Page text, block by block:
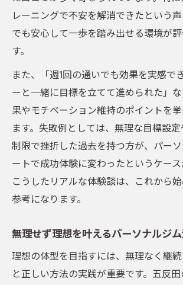
レーニングで不安を解消できたという
でも安心して一歩を踏み出せる環境が
す。
また、「週1回の通いでも効果を実感で
ーと一緒に目標を立てて進められた」
果やモチベーション維持のポイントを
ます。失敗例としては、無理な目標設
制限で挫折した過去を持つ方が、パー
ートで成功体験に変わったというケース
こうしたリアルな体験談は、これから
参考になります。
無理せず理想を叶えるパーソナルジ
理想の体型を目指すには、無理なく継
と正しい方法の実践が重要です。五反